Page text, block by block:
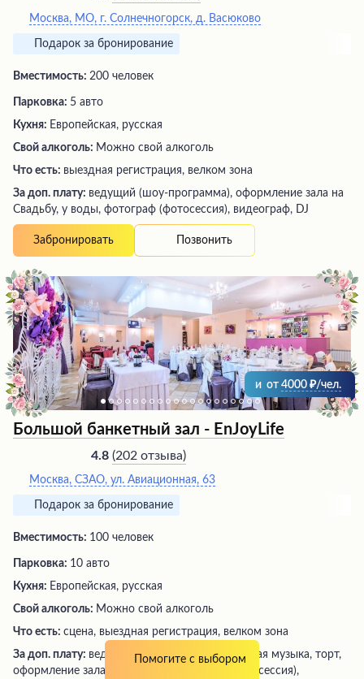
Москва, МО, г. Солнечногорск, д. Васюково
Подарок за бронирование
Вместимость: 200 человек
Парковка: 5 авто
Кухня: Европейская, русская
Свой алкоголь: Можно свой алкоголь
Что есть: выездная регистрация, велком зона
За доп. плату: ведущий (шоу-программа), оформление зала на
Свадьбу, у воды, фотограф (фотосессия), видеограф, DJ
Забронировать Позвонить
и от 4000 /чел.
Большой банкетный зал - EnJoyLife
4.8 (202 отзыва)
Москва, СЗАО, ул. Авиационная, 63
Подарок за бронирование
Вместимость: 100 человек
Парковка: 10 авто
Кухня: Европейская, русская
Свой алкоголь: Можно свой алкоголь
Что есть: сцена, выездная регистрация, велком зона
За доп. плату: ведущий (шоу-программа), живая музыка, торт,
оформление зала на Свадьбу, фотограф (фотосессия),
Помогите с выбором